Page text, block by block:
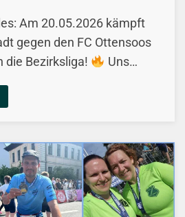
Am 20.05.2026 kämpft
gegen den FC Ottensoos
die Bezirksliga!
Uns…